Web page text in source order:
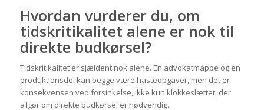
Hvordan vurderer du, om
tidskritikalitet alene er nok til
direkte budkørsel?
Tidskritikalitet er sjældent nok alene. En advokatmappe og en
produktionsdel kan begge være hasteopgaver, men det er
konsekvensen ved forsinkelse, ikke kun klokkeslættet, der
afgør om direkte budkørsel er nødvendig.